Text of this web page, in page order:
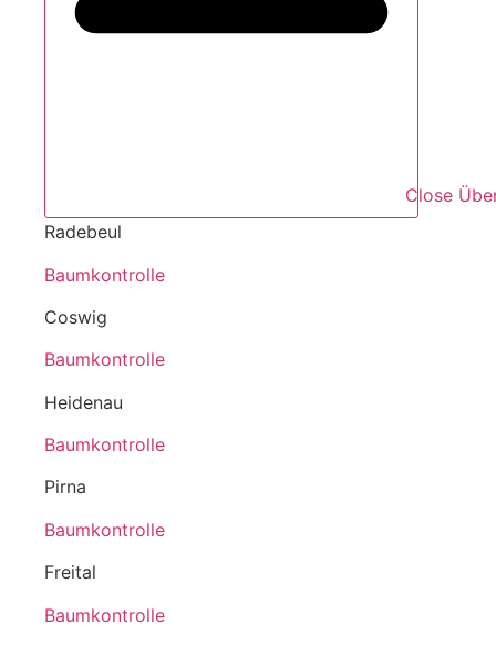
Close
Radebeul
Baumkontrolle
Coswig
Baumkontrolle
Heidenau
Baumkontrolle
Pirna
Baumkontrolle
Freital
Baumkontrolle